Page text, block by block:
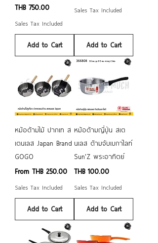
Price
THB 750.00
Sales Tax Included
Add to Cart
Sales Tax Included
Add to Cart
หม้อด้ามไม้ ปากเท ส
เตนเลส Japan Brand
GOGO
From THB 250.00
Sale Price
Sales Tax Included
Add to Cart
หม้อด้ามญี่ปุ่น สเต
นเลส ด้ามจับเบกาไลท์
Sun'Z พระอาทิตย์
Price
THB 100.00
Sales Tax Included
Add to Cart